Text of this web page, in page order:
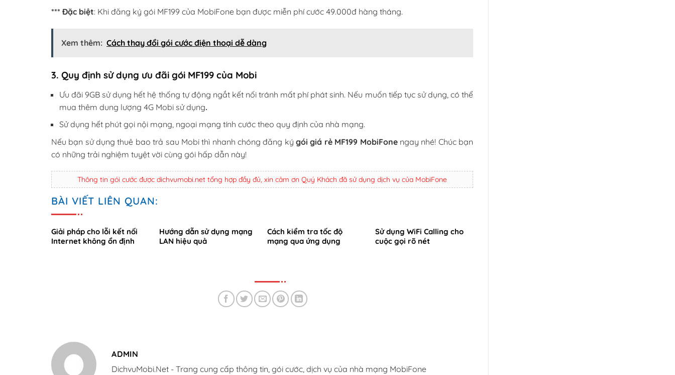
*** Đặc biệt: Khi đăng ký gói MF199 của MobiFone bạn được miễn phí cước 49.000đ hàng tháng.
Xem thêm: Cách thay đổi gói cước điện thoại dễ dàng
3. Quy định sử dụng ưu đãi gói MF199 của Mobi
Ưu đãi 9GB sử dụng hết hệ thống tự động ngắt kết nối tránh mất phí phát sinh. Nếu muốn tiếp tục sử dụng, có thể
mua thêm dung lượng 4G Mobi sử dụng.
Sử dụng hết phút gọi nội mạng, ngoại mạng tính cước theo quy định của nhà mạng.
Nếu bạn sử dụng thuê bao trả sau Mobi thì nhanh chóng đăng kýgói giá rẻ MF199 MobiFonengay nhé! Chúc bạn
có những trải nghiệm tuyệt vời cùng gói hấp dẫn này!
Thông tin gói cước được dichvumobi.net tổng hợp đầy đủ, xin cảm ơn Quý Khách đã sử dụng dịch vụ của MobiFone
BÀI VIẾT LIÊN QUAN:
Giải pháp cho lỗi kết nối
Internet không ổn định
Hướng dẫn sử dụng mạng
LAN hiệu quả
Cách kiểm tra tốc độ
mạng qua ứng dụng
Sử dụng WiFi Calling cho
cuộc gọi rõ nét
ADMIN
DichvuMobi.Net - Trang cung cấp thông tin, gói cước, dịch vụ của nhà mạng MobiFone